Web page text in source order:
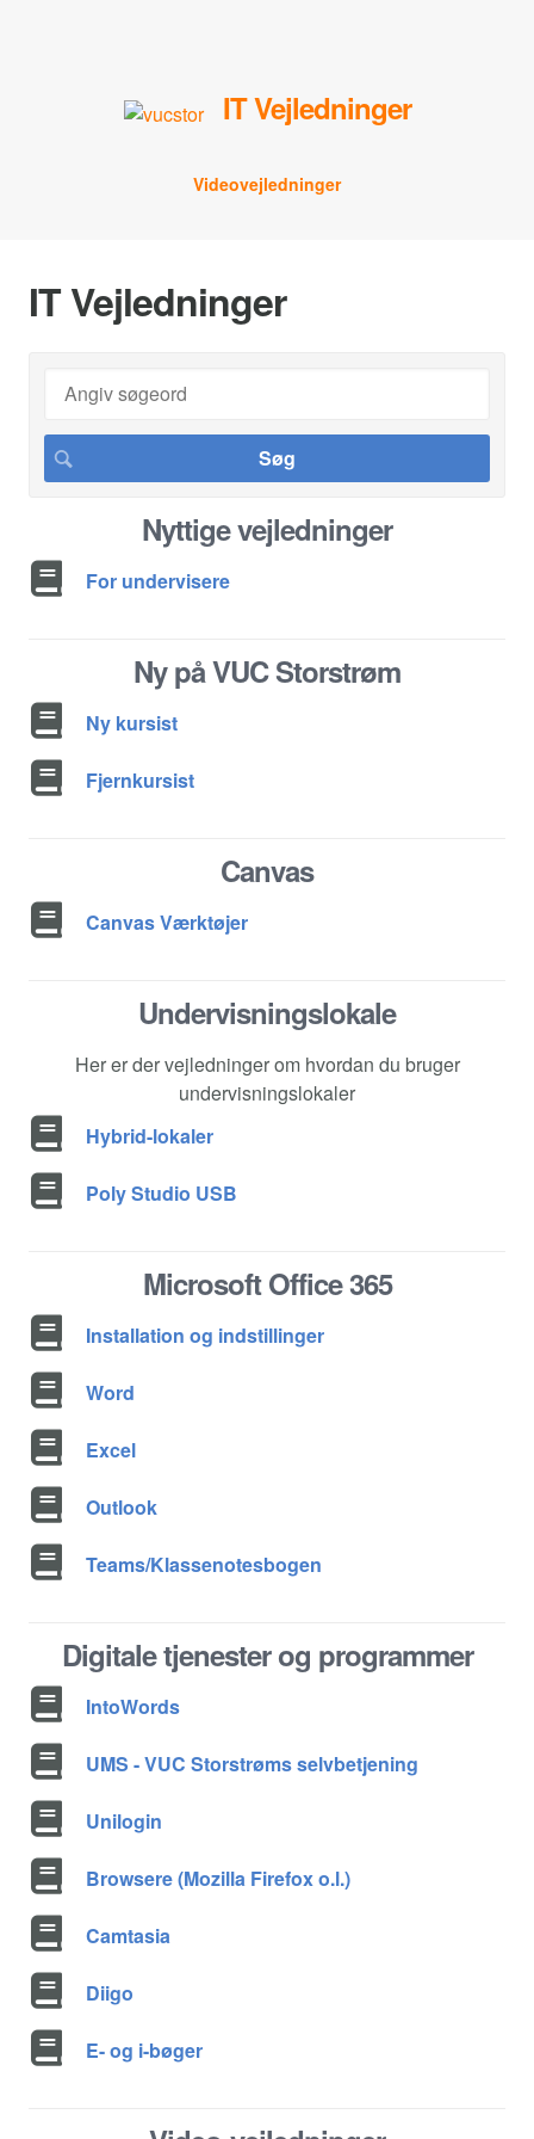
IT Vejledninger
Videovejledninger
IT Vejledninger
Nyttige vejledninger
For undervisere
Ny på VUC Storstrøm
Ny kursist
Fjernkursist
Canvas
Canvas Værktøjer
Undervisningslokale
Her er der vejledninger om hvordan du bruger
undervisningslokaler
Hybrid-lokaler
Poly Studio USB
Microsoft Office 365
Installation og indstillinger
Word
Excel
Outlook
Teams/Klassenotesbogen
Digitale tjenester og programmer
IntoWords
UMS - VUC Storstrøms selvbetjening
Unilogin
Browsere (Mozilla Firefox o.l.)
Camtasia
Diigo
E- og i-bøger